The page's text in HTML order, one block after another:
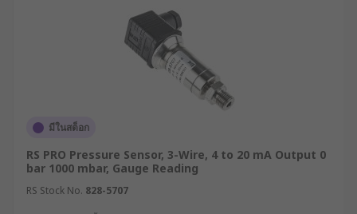
มีในสต็อก
RS PRO Pressure Sensor, 3-Wire, 4 to 20 mA Output 0
bar 1000 mbar, Gauge Reading
RS Stock No. 828-5707